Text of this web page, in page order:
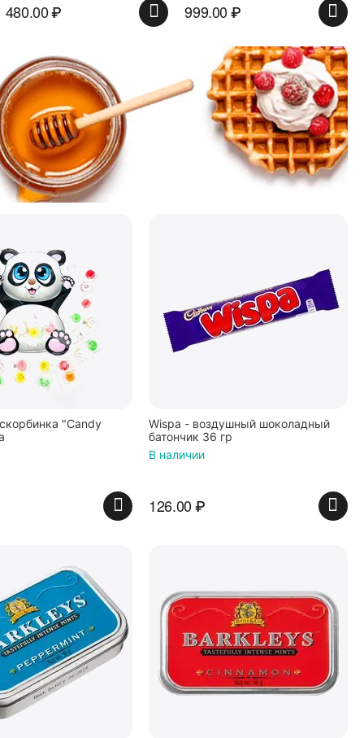
480.00₽ 999.00₽
"Candy
Wispa - воздушный шоколадный
батончик 36 гр
В наличии
126.00₽